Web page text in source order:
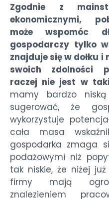
Zgodnie z
ekonomicznymi,
może wspomóc
gospodarczy tylko
znajduje się w dołku i
swoich zdolności
raczej nie jest w
mamy bardzo
sugerować, że
wykorzystuje
cała masa
gospodarka zmaga
podażowymi niż
tak niskie, że niżej
firmy mają
znalezieniem